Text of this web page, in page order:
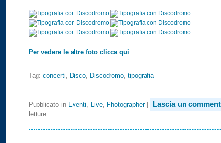
Per vedere le altre foto clicca qui
Tag: concerti Disco Discodromo tipografia
Pubblicato in Eventi Live, Photographer| Lascia un
letture